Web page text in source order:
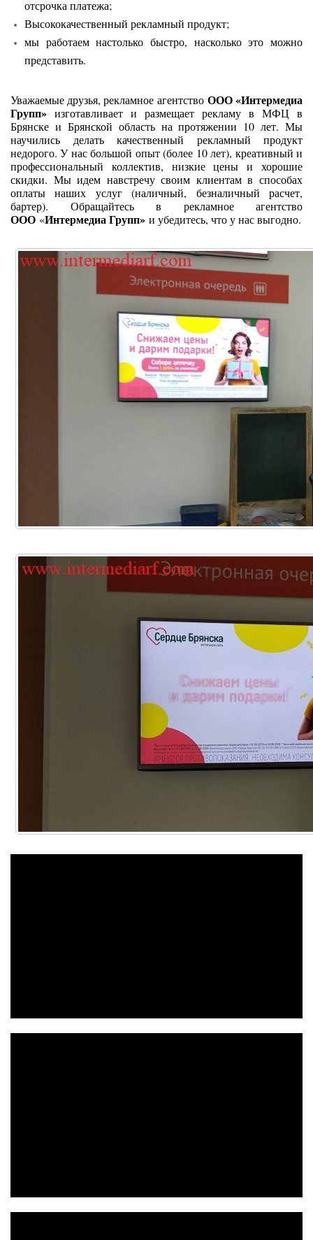
отсрочка платежа;
Высококачественный рекламный продукт;
мы работаем настолько быстро, насколько это можно
представить.
Уважаемые друзья, рекламное агентство ООО «Интермедиа
Групп» изготавливает и размещает рекламу в МФЦ в
Брянске и Брянской область на протяжении 10 лет. Мы
научились делать качественный рекламный продукт
недорого. У нас большой опыт (более 10 лет), креативный и
профессиональный коллектив, низкие цены и хорошие
скидки. Мы идем навстречу своим клиентам в способах
оплаты наших услуг (наличный, безналичный расчет,
бартер). Обращайтесь в рекламное агентство
ООО «Интермедиа Групп» и убедитесь, что у нас выгодно.